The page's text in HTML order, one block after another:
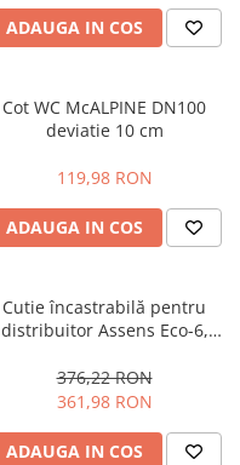
ADAUGA IN COS
Cot WC McALPINE DN100
deviatie 10 cm
119,98 RON
ADAUGA IN COS
Cutie încastrabilă pentru
distribuitor Assens Eco-6,
111-170mm
376,22 RON
361,98 RON
ADAUGA IN COS